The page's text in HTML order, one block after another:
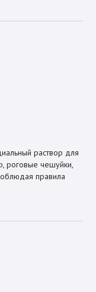
раствор для
роговые чешуйки,
правила